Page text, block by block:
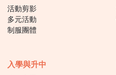
活動剪影
多元活動
制服團體
入學與升中